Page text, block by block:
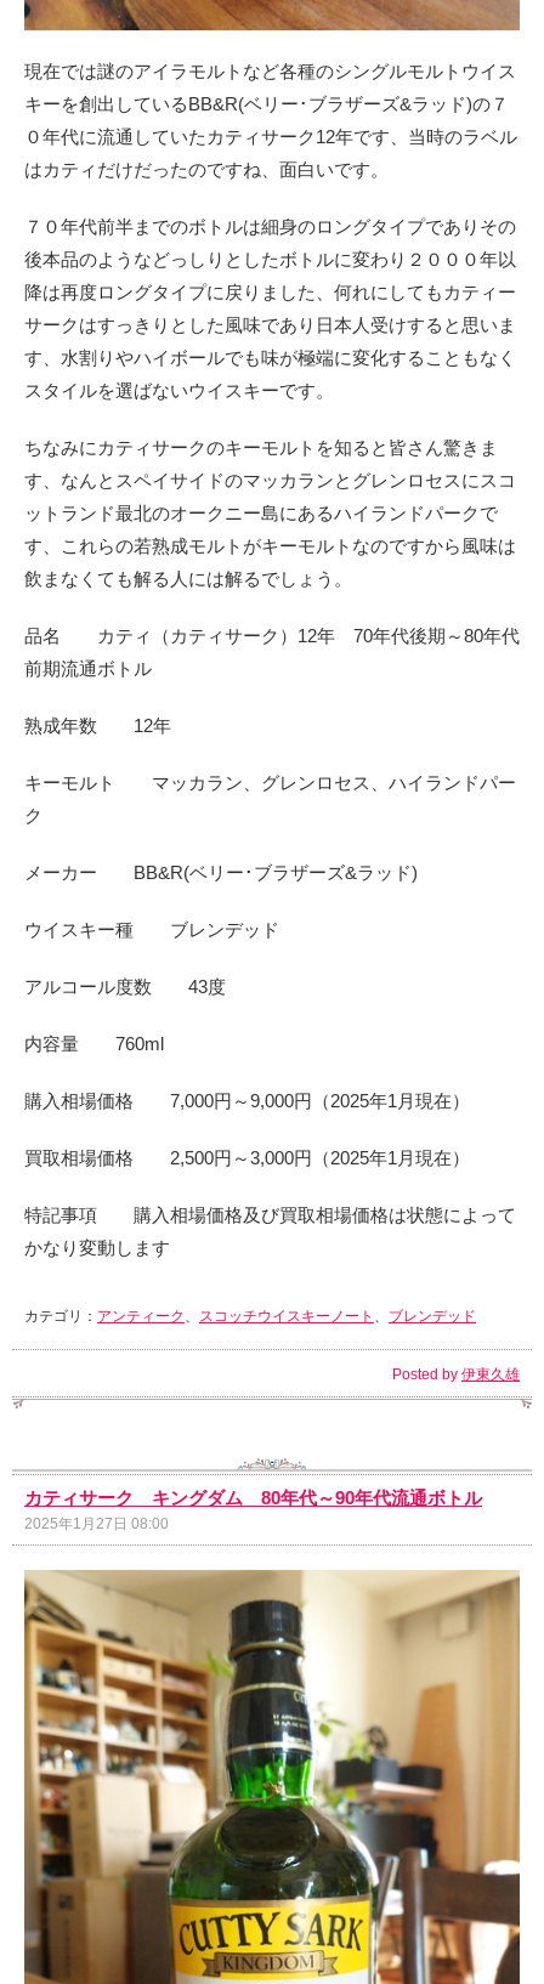
現在では謎のアイラモルトなど各種のシングルモルトウイス
キーを創出しているBB&R(ベリー･ブラザーズ&ラッド)の７
０年代に流通していたカティサーク12年です、当時のラベル
はカティだけだったのですね、面白いです。
７０年代前半までのボトルは細身のロングタイプでありその
後本品のようなどっしりとしたボトルに変わり２０００年以
降は再度ロングタイプに戻りました、何れにしてもカティー
サークはすっきりとした風味であり日本人受けすると思いま
す、水割りやハイボールでも味が極端に変化することもなく
スタイルを選ばないウイスキーです。
ちなみにカティサークのキーモルトを知ると皆さん驚きま
す、なんとスペイサイドのマッカランとグレンロセスにスコ
ットランド最北のオークニー島にあるハイランドパークで
す、これらの若熟成モルトがキーモルトなのですから風味は
飲まなくても解る人には解るでしょう。
品名 カティ（カティサーク）12年 70年代後期～80年代
前期流通ボトル
熟成年数 12年
キーモルト マッカラン、グレンロセス、ハイランドパー
ク
メーカー BB&R(ベリー･ブラザーズ&ラッド)
ウイスキー種 ブレンデッド
アルコール度数 43度
内容量 760ml
購入相場価格 7,000円～9,000円（2025年1月現在）
買取相場価格 2,500円～3,000円（2025年1月現在）
特記事項 購入相場価格及び買取相場価格は状態によって
かなり変動します
カテゴリ： アンティーク スコッチウイスキーノート ブレンデッド
Posted by 伊東久雄
カティサーク キングダム 80年代～90年代流通ボトル
2025年1月27日 08:00